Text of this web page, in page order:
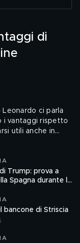
di
ci parla
i vantaggi rispetto
utili anche in
Trump: prova a
Spagna durante la
bancone di Striscia